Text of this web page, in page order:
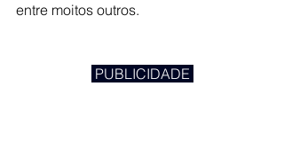
entre moitos outros.
PUBLICIDADE